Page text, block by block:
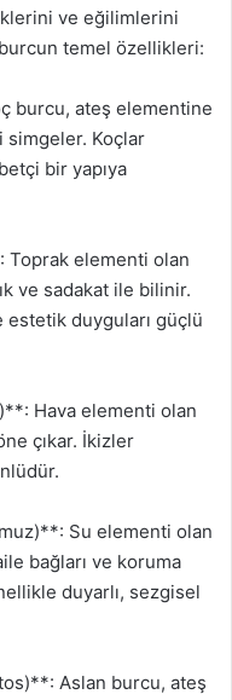
ve eğilimlerini
temel özellikleri:
burcu, ateş elementine
Koçlar
bir yapıya
Toprak elementi olan
ve sadakat ile bilinir.
estetik duyguları güçlü
Hava elementi olan
çıkar. İkizler
Su elementi olan
bağları ve koruma
duyarlı, sezgisel
Aslan burcu, ateş